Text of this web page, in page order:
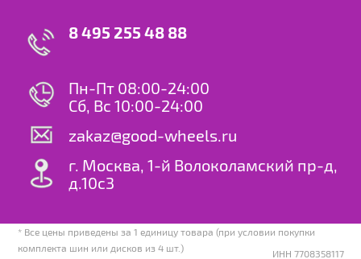
8 495 255 48 88
Пн-Пт 08:00-24:00
Сб, Вс 10:00-24:00
zakaz@good-wheels.ru
г. Москва, 1-й Волоколамский пр-д,
д.10с3
* Все цены приведены за 1 единицу товара (при условии покупки
комплекта шин или дисков из 4 шт.)
ИНН 7708358117